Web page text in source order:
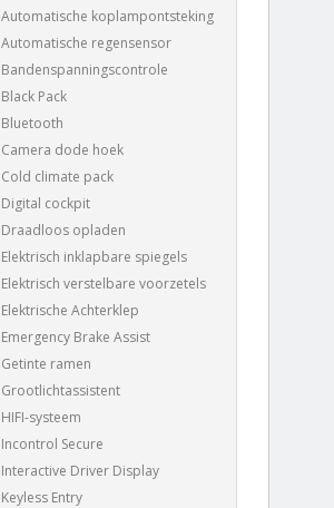
Automatische koplampontsteking
Automatische regensensor
Bandenspanningscontrole
Black Pack
Bluetooth
Camera dode hoek
Cold climate pack
Digital cockpit
Draadloos opladen
Elektrisch inklapbare spiegels
Elektrisch verstelbare voorzetels
Elektrische Achterklep
Emergency Brake Assist
Getinte ramen
Grootlichtassistent
HIFI-systeem
Incontrol Secure
Interactive Driver Display
Keyless Entry